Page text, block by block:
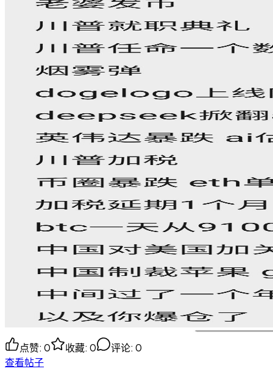
点赞: 0 收藏: 0 评论: 0
查看帖子